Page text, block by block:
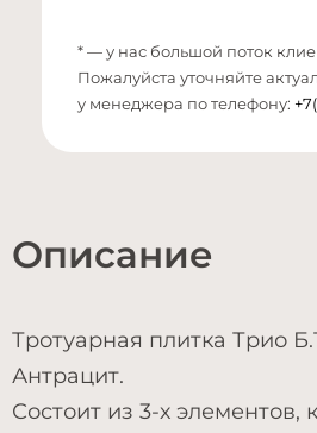
* — у нас большой поток
Пожалуйста уточняйте
у менеджера по телефону:
Описание
Тротуарная плитка Трио
Антрацит.
Состоит из 3-х элементов,